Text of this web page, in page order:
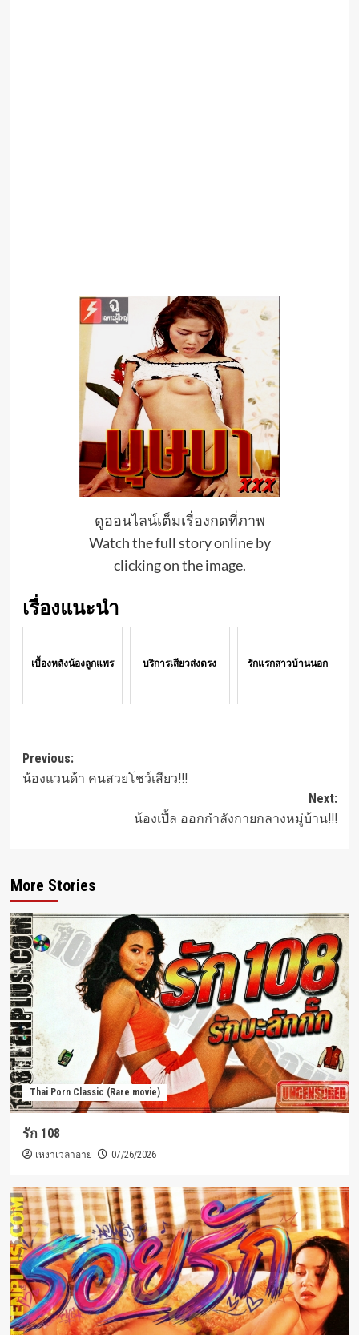
ดูออนไลน์เต็มเรื่องกดที่ภาพ
Watch the full story online by
clicking on the image.
เรื่องแนะนำ
เบื้องหลังน้องลูกแพร บริการเสียวส่งตรง รักแรกสาวบ้านนอก
Post
navigation
Previous:
น้องแวนด้า คนสวยโชว์เสียว!!!
Next:
น้องเปิ้ล ออกกำลังกายกลางหมู่บ้าน!!!
More Stories
Thai Porn Classic (Rare movie)
รัก 108
เหงาเวลาอาย 07/26/2026